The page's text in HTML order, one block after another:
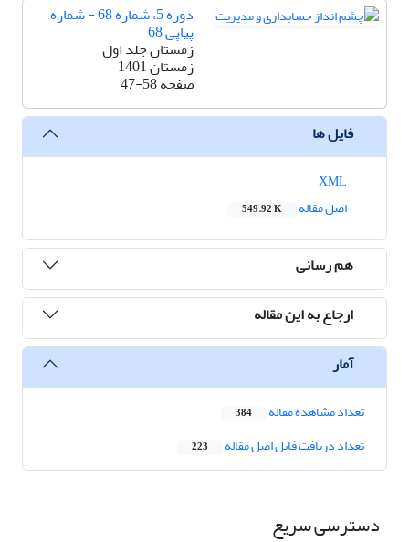
دوره 5، شماره 68 - شماره
پیاپی 68
زمستان جلد اول
زمستان 1401
صفحه47-58
فایل ها
اصل مقاله
549.92 K
هم رسانی
ارجاع به این مقاله
آمار
تعداد مشاهده مقاله 384
تعداد دریافت فایل اصل مقاله 223
دسترسی سریع